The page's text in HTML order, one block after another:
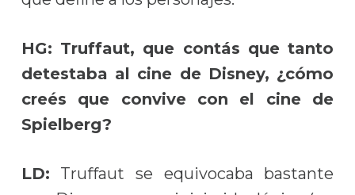
HG: Truffaut, que contás que tanto
detestaba al cine de Disney, ¿cómo
creés que convive con el cine de
Spielberg?
LD: Truffaut se equivocaba bastante